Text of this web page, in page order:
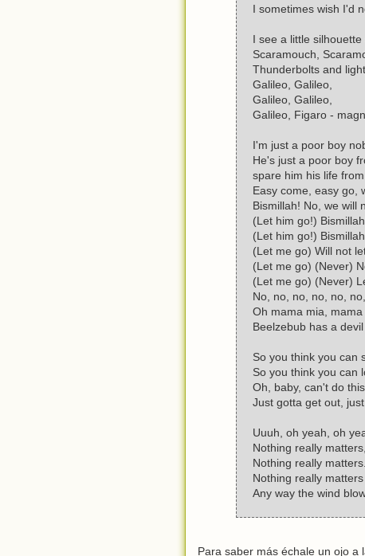
I sometimes wish I'd
I see a little silhouette
Scaramouch,
Thunderbolts and
Galileo, Galileo,
Galileo, Galileo,
Galileo, Figaro -
I'm just a poor boy
He's just a poor boy
spare him his life
Easy come, easy go,
Bismillah! No, we will
(Let him go!)
(Let him go!)
(Let me go) Will not
(Let me go) (Never)
(Let me go) (Never)
No, no, no, no, no,
Oh mama mia,
Beelzebub has a
So you think you can
So you think you can
Oh, baby, can't do
Just gotta get out,
Uuuh, oh yeah, oh
Nothing really
Nothing really matters.
Nothing really matters
Any way the wind
Para saber más échale un ojo a